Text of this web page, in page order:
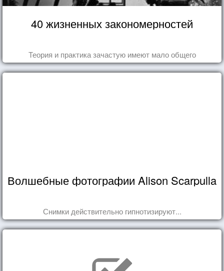
40 жизненных закономерностей
Теория и практика зачастую имеют мало общего
Волшебные фотографии Alison Scarpulla
Снимки действительно гипнотизируют...